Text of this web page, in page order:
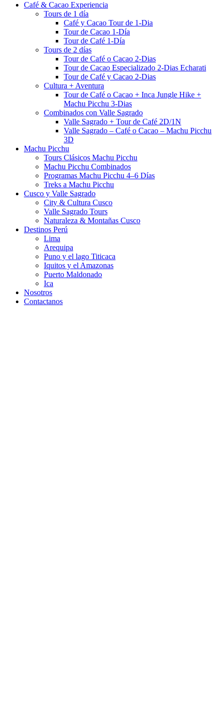
Café & Cacao Experiencia
Tours de 1 día
Café y Cacao Tour de 1-Dia
Tour de Cacao 1-Día
Tour de Café 1-Día
Tours de 2 días
Tour de Café o Cacao 2-Dias
Tour de Cacao Especializado 2-Dias Echarati
Tour de Café y Cacao 2-Dias
Cultura + Aventura
Tour de Café o Cacao + Inca Jungle Hike +
Machu Picchu 3-Dias
Combinados con Valle Sagrado
Valle Sagrado + Tour de Café 2D/1N
Valle Sagrado – Café o Cacao – Machu Picchu
3D
Machu Picchu
Tours Clásicos Machu Picchu
Machu Picchu Combinados
Programas Machu Picchu 4–6 Días
Treks a Machu Picchu
Cusco y Valle Sagrado
City & Cultura Cusco
Valle Sagrado Tours
Naturaleza & Montañas Cusco
Destinos Perú
Lima
Arequipa
Puno y el lago Titicaca
Iquitos y el Amazonas
Puerto Maldonado
Ica
Nosotros
Contactanos